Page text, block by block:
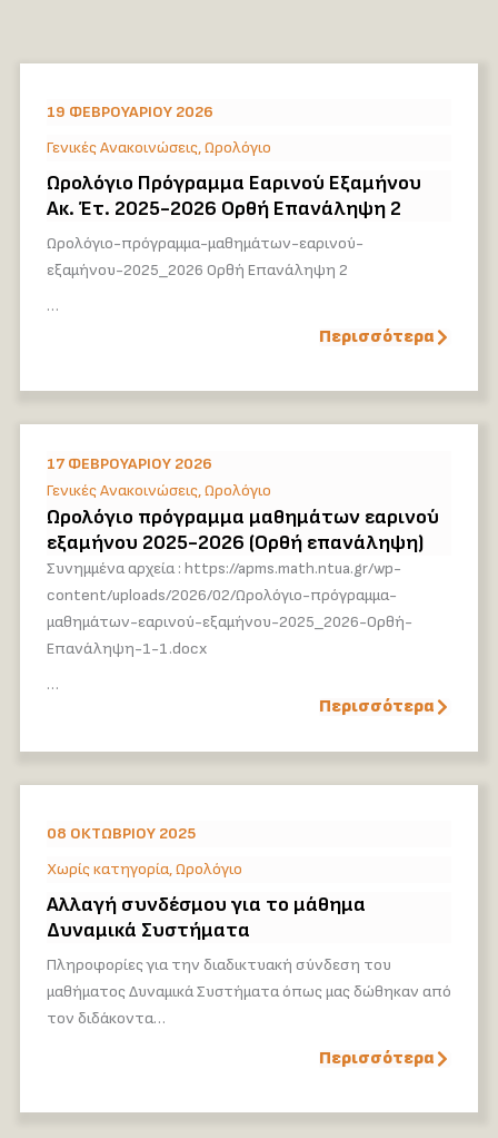
19 ΦΕΒΡΟΥΑΡΊΟΥ 2026
Γενικές Ανακοινώσεις,Ωρολόγιο
Ωρολόγιο Πρόγραμμα Εαρινού Εξαμήνου
Ακ. Έτ. 2025-2026 Ορθή Επανάληψη 2
Ωρολόγιο-πρόγραμμα-μαθημάτων-εαρινού-
εξαμήνου-2025_2026 Ορθή Επανάληψη 2
…
Περισσότερα
17 ΦΕΒΡΟΥΑΡΊΟΥ 2026
Γενικές Ανακοινώσεις,Ωρολόγιο
Ωρολόγιο πρόγραμμα μαθημάτων εαρινού
εξαμήνου 2025-2026 (Ορθή επανάληψη)
Συνημμένα αρχεία : https://apms.math.ntua.gr/wp-
content/uploads/2026/02/Ωρολόγιο-πρόγραμμα-
μαθημάτων-εαρινού-εξαμήνου-2025_2026-Ορθή-
Επανάληψη-1-1.docx
…
Περισσότερα
08 ΟΚΤΩΒΡΊΟΥ 2025
Χωρίς κατηγορία,Ωρολόγιο
Αλλαγή συνδέσμου για το μάθημα
Δυναμικά Συστήματα
Πληροφορίες για την διαδικτυακή σύνδεση του
μαθήματος Δυναμικά Συστήματα όπως μας δώθηκαν από
τον διδάκοντα…
Περισσότερα